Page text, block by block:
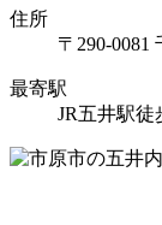
住所
〒290-0081
最寄駅
JR五井駅徒